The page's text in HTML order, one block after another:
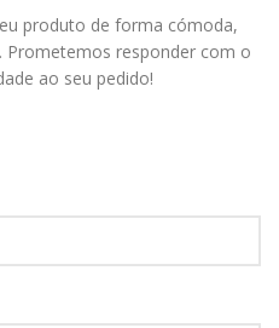
produto de forma cómoda,
responder com o
ao seu pedido!